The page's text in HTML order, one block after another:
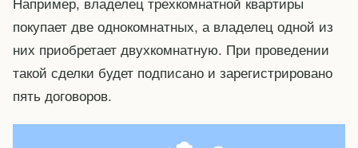
покупает две однокомнатных, а владелец одной из
них приобретает двухкомнатную. При проведении
такой сделки будет подписано и зарегистрировано
пять договоров.